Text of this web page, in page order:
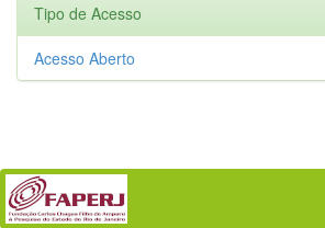
Tipo de Acesso
Acesso Aberto